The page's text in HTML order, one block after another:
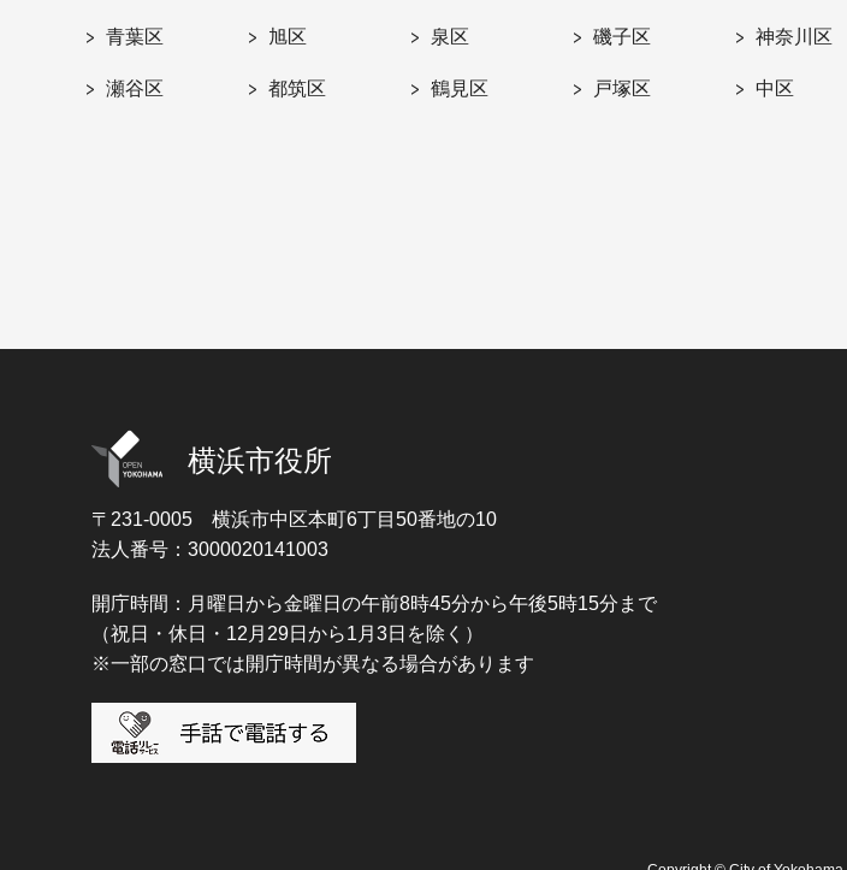
青葉区 旭区 泉区 磯子区 神奈川区
瀬谷区 都筑区 鶴見区 戸塚区 中区
横浜市役所
〒231-0005 横浜市中区本町6丁目50番地の10
法人番号：3000020141003
開庁時間：月曜日から金曜日の午前8時45分から午後5時15分まで
（祝日・休日・12月29日から1月3日を除く）
※一部の窓口では開庁時間が異なる場合があります